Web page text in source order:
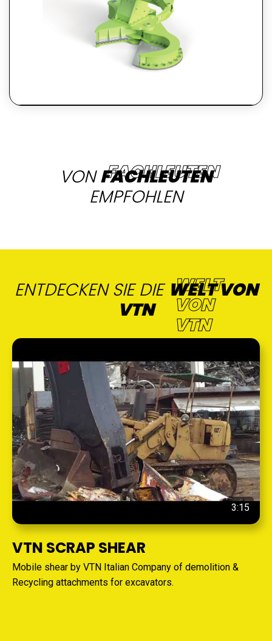
VONFACHLEUTEN
EMPFOHLEN
ENTDECKEN SIE DIE WELT VON
VTN
2:13
VTN America is here
VTN AMERICA 2020 - TEASER. We believe that the most
important challenge in life, is to be aware of who we are